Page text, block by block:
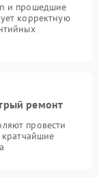
и прошедшие
корректную
ремонт
провести
кратчайшие